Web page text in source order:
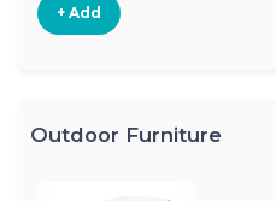
+ Add
Outdoor Furniture